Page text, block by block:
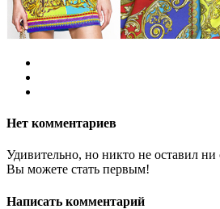
Нет комментариев
Удивительно, но никто не оставил
Вы можете стать первым!
Написать комментарий